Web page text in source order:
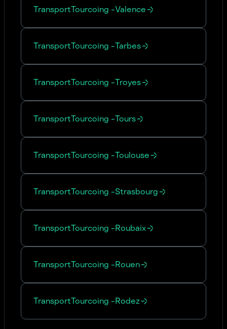
TransportTourcoing -Valence
TransportTourcoing -Tarbes
TransportTourcoing -Troyes
TransportTourcoing -Tours
TransportTourcoing -Toulouse
TransportTourcoing -Strasbourg
TransportTourcoing -Roubaix
TransportTourcoing -Rouen
TransportTourcoing -Rodez